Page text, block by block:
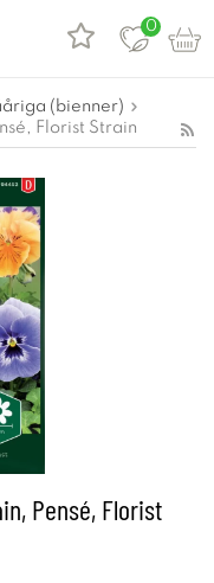
0
(bienner)
Florist Strain
Pensé, Florist